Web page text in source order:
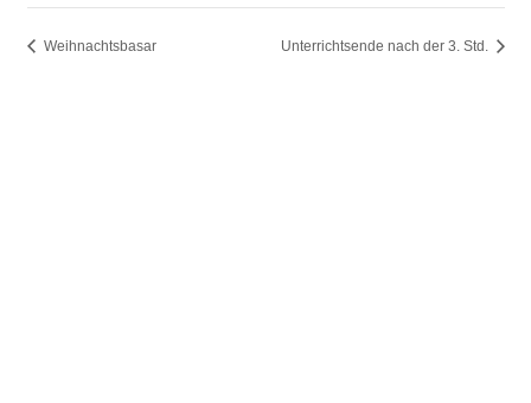
Weihnachtsbasar Unterrichtsende nach der 3. Std.